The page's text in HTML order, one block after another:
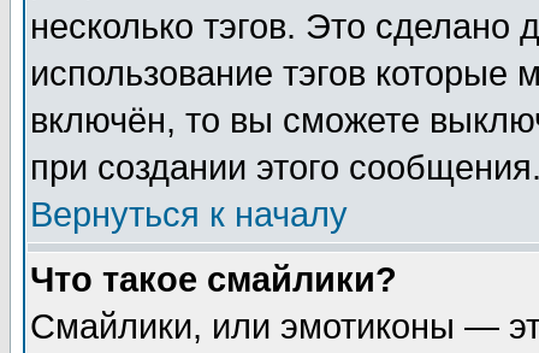
несколько тэгов. Это сделано
использование тэгов
включён, то вы сможете
при создании этого
Вернуться к началу
Что такое смайлики?
Смайлики, или эмотиконы —